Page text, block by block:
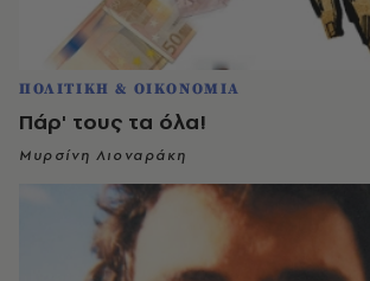
ΠΟΛΙΤΙΚΗ & ΟΙΚΟΝΟΜΙΑ
Πάρ' τους τα όλα!
Μυρσίνη Λιοναράκη